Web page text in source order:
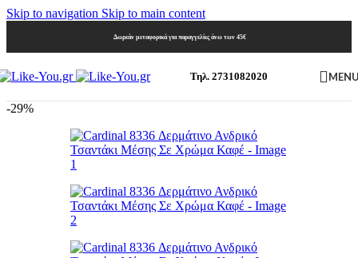
Skip to navigation Skip to main content
Δωρεάν μεταφορικά για παραγγελίες άνω των 45€
Τηλ. 2731082020
-29%